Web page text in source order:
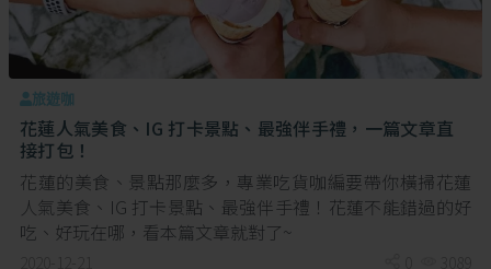
旅遊咖
花蓮人氣美食、IG 打卡景點、最強伴手禮，一篇文章直
接打包！
花蓮的美食、景點那麼多，專業吃貨咖編要帶你橫掃花蓮
人氣美食、IG 打卡景點、最強伴手禮！花蓮不能錯過的好
吃、好玩在哪，看本篇文章就對了~